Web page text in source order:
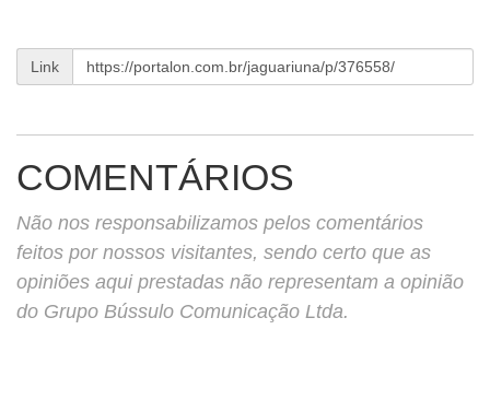
Link
COMENTÁRIOS
Não nos responsabilizamos pelos comentários
feitos por nossos visitantes, sendo certo que as
opiniões aqui prestadas não representam a opinião
do Grupo Bússulo Comunicação Ltda.